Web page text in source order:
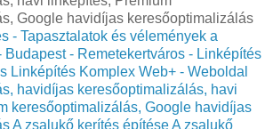
Google havidíjas keresőoptimalizálás
- Tapasztalatok és vélemények a
Budapest - Remetekertváros - Linképítés
Linképítés Komplex Web+ - Weboldal
havidíjas keresőoptimalizálás, havi
keresőoptimalizálás, Google havidíjas
A zsalukő kerítés építéseA zsalukő